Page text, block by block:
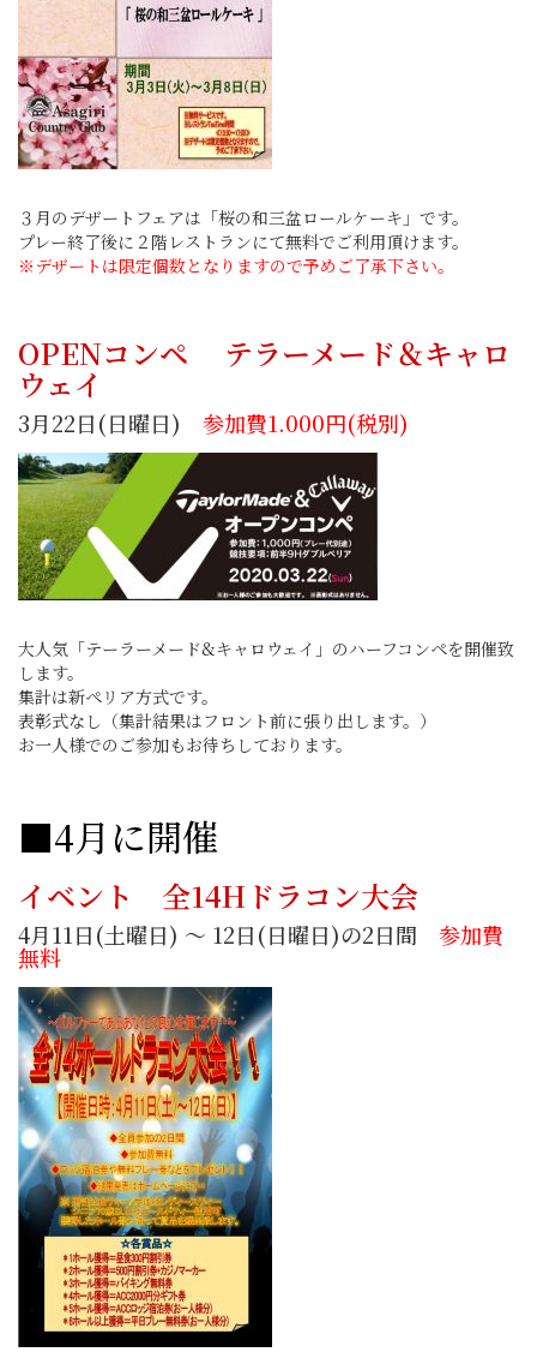
３月のデザートフェアは「桜の和三盆ロールケーキ」です。
プレー終了後に２階レストランにて無料でご利用頂けます。
※デザートは限定個数となりますので予めご了承下さい。
OPENコンペ テラーメード＆キャロ
ウェイ
3月22日(日曜日) 参加費1.000円(税別)
大人気「テーラーメード&キャロウェイ」のハーフコンペを開催致
します。
集計は新ペリア方式です。
表彰式なし（集計結果はフロント前に張り出します。）
お一人様でのご参加もお待ちしております。
■4月に開催
イベント 全14Hドラコン大会
4月11日(土曜日) ～ 12日(日曜日)の2日間 参加費
無料